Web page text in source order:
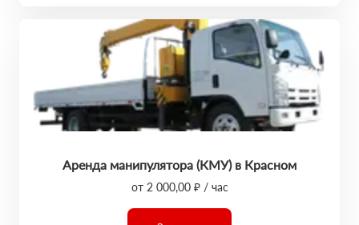
Аренда манипулятора (КМУ) в Красном
от 2 000,00 ₽ / час